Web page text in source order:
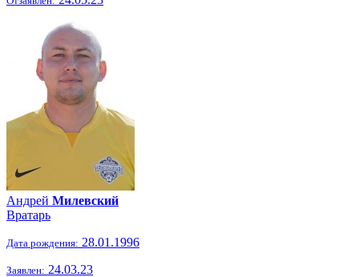
Андрей Милевский
Вратарь
Дата рождения: 28.01.1996
Заявлен: 24.03.23